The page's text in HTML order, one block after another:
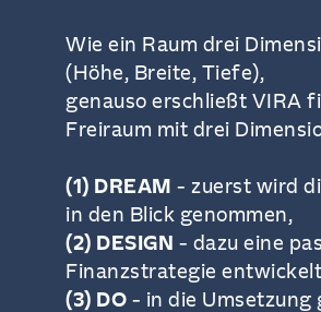
Wie ein Raum drei
(Höhe, Breite, Tiefe),
genauso erschließt VIRA
Freiraum mit drei
(1) DREAM - zuerst wird
in den Blick genommen,
(2) DESIGN - dazu eine
Finanzstrategie
(3) DO - in die Umsetzung